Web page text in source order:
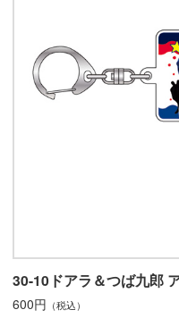
30-10ドアラ＆つば九郎
600円 （税込）